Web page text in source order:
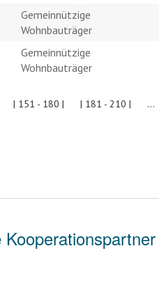
Gemeinnützige
Wohnbauträger
Gemeinnützige
Wohnbauträger
| 151 - 180 | | 181 - 210 |
...
Kooperationspartner